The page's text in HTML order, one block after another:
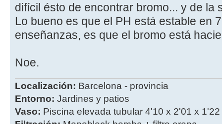
difícil ésto de encontrar bromo... y de la
Lo bueno es que el PH está estable en
enseñanzas, es que el bromo está
Noe.
Localización: Barcelona - provincia
Entorno: Jardines y patios
Vaso: Piscina elevada tubular 4'10 x 2'01 x